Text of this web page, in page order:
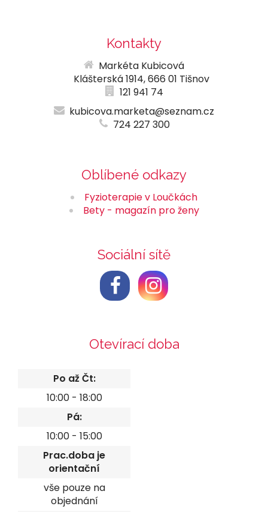
Kontakty
Markéta Kubicová
Klášterská 1914, 666 01 Tišnov
121 941 74
kubicova.marketa@seznam.cz
724 227 300
Oblíbené odkazy
Fyzioterapie v Loučkách
Bety - magazín pro ženy
Sociální sítě
Otevírací doba
Po až Čt:
10:00 - 18:00
Pá:
10:00 - 15:00
Prac.doba je
orientační
vše pouze na
objednání